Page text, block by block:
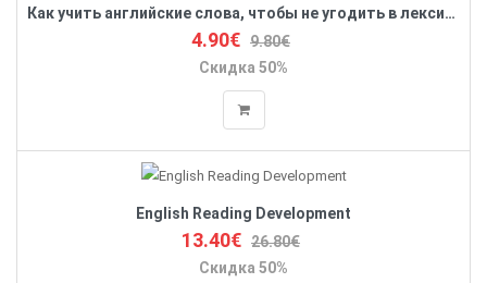
Как учить английские слова, чтобы не угодить в лексические ловушки
4.90€ 9.80€
Скидка 50%
English Reading Development
13.40€ 26.80€
Скидка 50%